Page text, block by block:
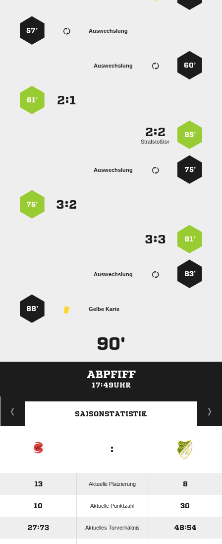
Auswechslung
57’
60’
Auswechslung
:
61’
65’
:
Strafstoßtor
75’
Auswechslung
:
75’
81’
:
83’
Auswechslung
Gelbe Karte
88’
90'
ABPFIFF
17:49UHR
ANZEIGE
SAISONSTATISTIK
:
13 Aktuelle Platzierung 8
10 Aktuelle Punktzahl 30
27:73 Aktuelles Torverhältnis 48:54